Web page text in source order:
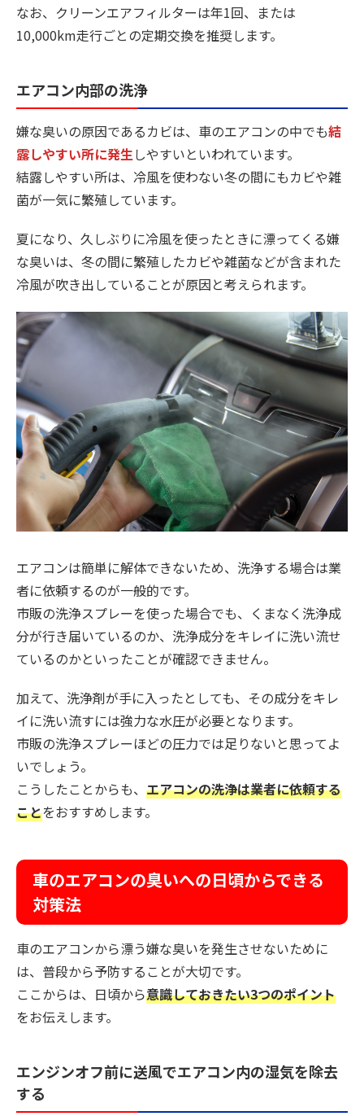
なお、クリーンエアフィルターは年1回、または
10,000km走行ごとの定期交換を推奨します。
エアコン内部の洗浄
嫌な臭いの原因であるカビは、車のエアコンの中でも結
露しやすい所に発生しやすいといわれています。
結露しやすい所は、冷風を使わない冬の間にもカビや雑
菌が一気に繁殖しています。
夏になり、久しぶりに冷風を使ったときに漂ってくる嫌
な臭いは、冬の間に繁殖したカビや雑菌などが含まれた
冷風が吹き出していることが原因と考えられます。
エアコンは簡単に解体できないため、洗浄する場合は業
者に依頼するのが一般的です。
市販の洗浄スプレーを使った場合でも、くまなく洗浄成
分が行き届いているのか、洗浄成分をキレイに洗い流せ
ているのかといったことが確認できません。
加えて、洗浄剤が手に入ったとしても、その成分をキレ
イに洗い流すには強力な水圧が必要となります。
市販の洗浄スプレーほどの圧力では足りないと思ってよ
いでしょう。
こうしたことからも、 エアコンの洗浄は業者に依頼する
ことをおすすめします。
車のエアコンの臭いへの日頃からできる
対策法
車のエアコンから漂う嫌な臭いを発生させないために
は、普段から予防することが大切です。
ここからは、日頃から意識しておきたい3つのポイント
をお伝えします。
エンジンオフ前に送風でエアコン内の湿気を除去
する